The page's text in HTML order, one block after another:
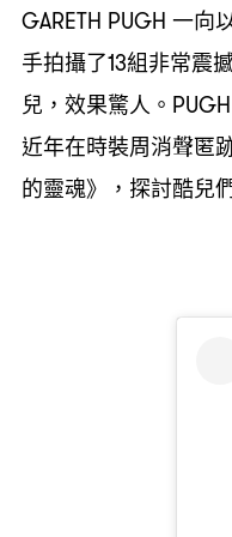
GARETH PUGH 一向
手拍攝了13組非常震
兒 ， 效果驚人。
近年在時裝周消聲匿
的靈魂》
， 探討酷兒